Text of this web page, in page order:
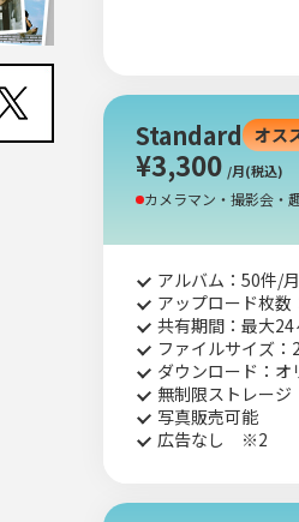
Standard オス
¥3,300 /月(税込)
カメラマン・撮影会・
アルバム：50件/
アップロード枚
共有期間：最大24
ファイルサイズ
ダウンロード：オ
無制限ストレー
写真販売可能
広告なし ※2